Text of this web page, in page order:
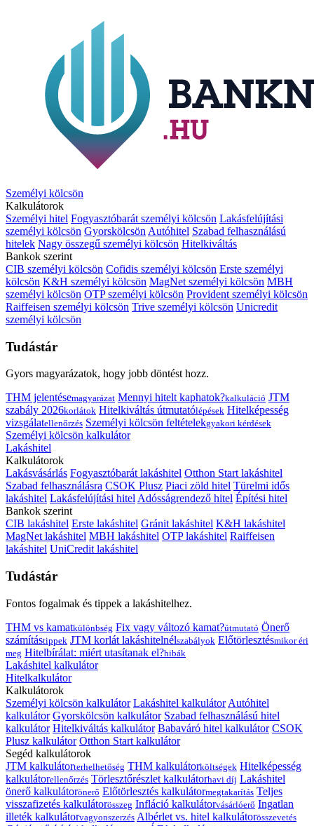
Személyi kölcsön
Kalkulátorok
Személyi hitel Fogyasztóbarát személyi kölcsön Lakásfelújítási
személyi kölcsön Gyorskölcsön Autóhitel Szabad felhasználású
hitelek Nagy összegű személyi kölcsön Hitelkiváltás
Bankok szerint
CIB személyi kölcsön Cofidis személyi kölcsön Erste személyi
kölcsön K&H személyi kölcsön MagNet személyi kölcsön MBH
személyi kölcsön OTP személyi kölcsön Provident személyi kölcsön
Raiffeisen személyi kölcsön Trive személyi kölcsön Unicredit
személyi kölcsön
Tudástár
Gyors magyarázatok, hogy jobb döntést hozz.
THM jelentésemagyarázat Mennyi hitelt kaphatok?kalkuláció JTM
szabály 2026korlátok Hitelkiváltás útmutatólépések Hitelképesség
vizsgálatellenőrzés Személyi kölcsön feltételekgyakori kérdések
Személyi kölcsön kalkulátor
Lakáshitel
Kalkulátorok
Lakásvásárlás Fogyasztóbarát lakáshitel Otthon Start lakáshitel
Szabad felhasználásra CSOK Plusz Piaci zöld hitel Türelmi idős
lakáshitel Lakásfelújítási hitelAdósságrendező hitel Építési hitel
Bankok szerint
CIB lakáshitel Erste lakáshitel Gránit lakáshitel K&H lakáshitel
MagNet lakáshitel MBH lakáshitel OTP lakáshitel Raiffeisen
lakáshitel UniCredit lakáshitel
Tudástár
Fontos fogalmak és tippek a lakáshitelhez.
THM vs kamatkülönbség Fix vagy változó kamat?útmutató Önerő
számítástippek JTM korlát lakáshitelnélszabályok Előtörlesztésmikor éri
meg Hitelbírálat: miért utasítanak el?hibák
Lakáshitel kalkulátor
Hitelkalkulátor
Kalkulátorok
Személyi kölcsön kalkulátor Lakáshitel kalkulátor Autóhitel
kalkulátor Gyorskölcsön kalkulátor Szabad felhasználású hitel
kalkulátor Hitelkiváltás kalkulátor Babaváró hitel kalkulátor CSOK
Plusz kalkulátor Otthon Start kalkulátor
Segéd kalkulátorok
JTM kalkulátorterhelhetőség THM kalkulátorköltségek Hitelképesség
kalkulátorellenőrzés Törlesztőrészlet kalkulátorhavi díj Lakáshitel
önerő kalkulátorönerő Előtörlesztés kalkulátormegtakarítás Teljes
visszafizetés kalkulátorösszeg Infláció kalkulátorvásárlóerő Ingatlan
illeték kalkulátorvagyonszerzés Albérlet vs. hitel kalkulátorösszevetés